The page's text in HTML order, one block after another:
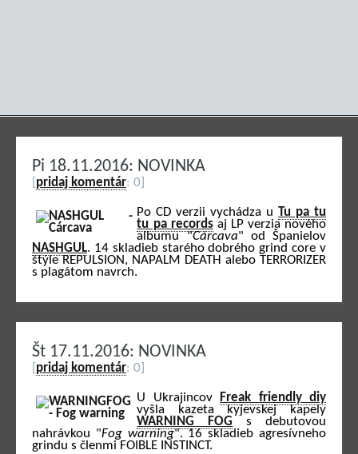
Pi 18.11.2016: NOVINKA
pridaj komentár: 0]
Po CD verzii vychádza uTu pa tu
tu pa recordsaj LP verzia nového
albumu "Cárcava" od Španielov
NASHGUL. 14 skladieb starého dobrého grind core v
štýle REPULSION, NAPALM DEATH alebo TERRORIZER
s plagátom navrch.
Št 17.11.2016: NOVINKA
pridaj komentár: 0]
U Ukrajincov
Freak friendly diy
vyšla kazeta kyjevskej kapely
WARNING FOG s debutovou
nahrávkou "Fog warning". 16 skladieb agresívneho
grindu s členmi FOIBLE INSTINCT.